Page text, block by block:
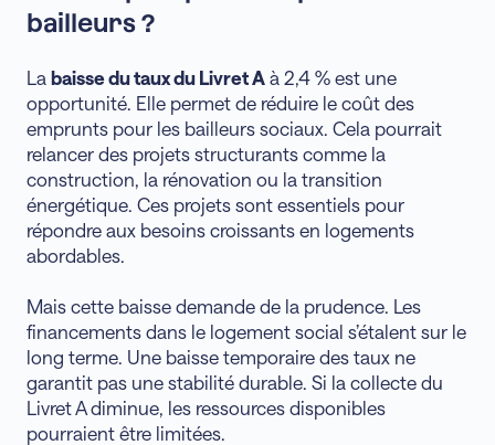
bailleurs ?
La baisse du taux du Livret A à 2,4 % est une
opportunité. Elle permet de réduire le coût des
emprunts pour les bailleurs sociaux. Cela pourrait
relancer des projets structurants comme la
construction, la rénovation ou la transition
énergétique. Ces projets sont essentiels pour
répondre aux besoins croissants en logements
abordables.
Mais cette baisse demande de la prudence. Les
financements dans le logement social s’étalent sur le
long terme. Une baisse temporaire des taux ne
garantit pas une stabilité durable. Si la collecte du
Livret A diminue, les ressources disponibles
pourraient être limitées.